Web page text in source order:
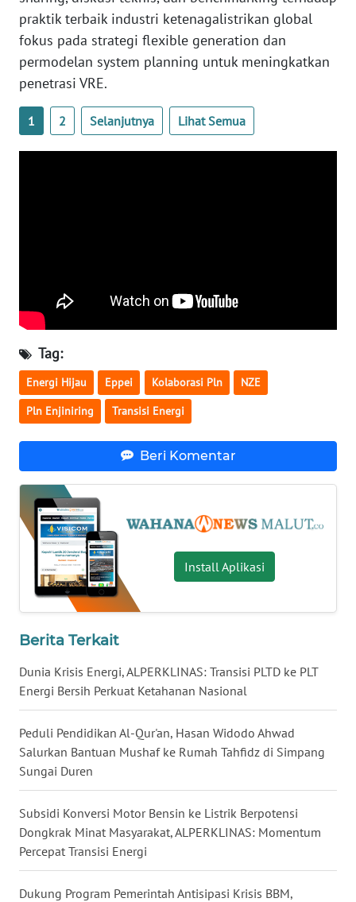
praktik terbaik industri ketenagalistrikan global
fokus pada strategi flexible generation dan
permodelan system planning untuk meningkatkan
penetrasi VRE.
1 2 Selanjutnya Lihat Semua
Tag:
Energi Hijau Eppei Kolaborasi Pln NZE
Pln Enjiniring Transisi Energi
Beri Komentar
Install Aplikasi
Berita Terkait
Dunia Krisis Energi, ALPERKLINAS: Transisi PLTD ke PLT
Energi Bersih Perkuat Ketahanan Nasional
Peduli Pendidikan Al-Qur'an, Hasan Widodo Ahwad
Salurkan Bantuan Mushaf ke Rumah Tahfidz di Simpang
Sungai Duren
Subsidi Konversi Motor Bensin ke Listrik Berpotensi
Dongkrak Minat Masyarakat, ALPERKLINAS: Momentum
Percepat Transisi Energi
Dukung Program Pemerintah Antisipasi Krisis BBM,
WN
NUSANTARA
JOGJA
WN
WN
KALTENG
WN
KALTARA
WN
KALTIM
WN
SULSEL
GORONTALO
WN
SULUT
WN
MALUKU
MALUT
WN